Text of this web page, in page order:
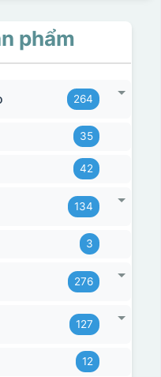
phẩm
264
35
42
134
3
276
127
12